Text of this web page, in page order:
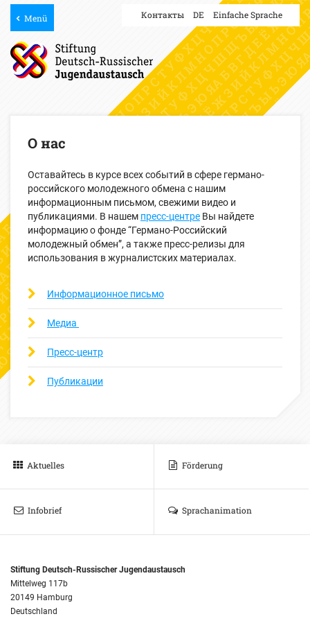
Menü Контакты DE Einfache Sprache
О нас
Оставайтесь в курсе всех событий в сфере германо-
российского молодежного обмена с нашим
информационным письмом, свежими видео и
публикациями. В нашем пресс-центре Вы найдете
информацию о фонде “Германо-Российский
молодежный обмен”, а также пресс-релизы для
использования в журналистских материалах.
Информационное письмо
Медиа
Пресс-центр
Публикации
Aktuelles Förderung
Infobrief Sprachanimation
Stiftung Deutsch-Russischer Jugendaustausch
Mittelweg 117b
20149 Hamburg
Deutschland